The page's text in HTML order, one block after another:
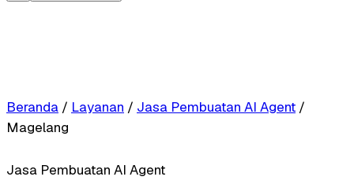
Beranda / Layanan / Jasa Pembuatan AI Agent /
Magelang
Jasa Pembuatan AI Agent